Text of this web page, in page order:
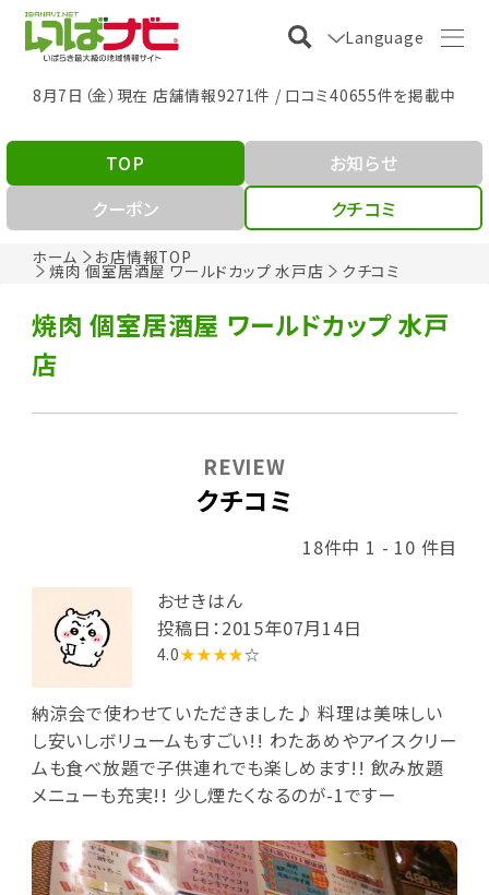
Language
8月7日（金）現在 店舗情報9271件 / 口コミ40655件を掲載中
ホーム お店情報TOP
焼肉 個室居酒屋 ワールドカップ 水戸店 クチコミ
TOP
お知らせ
クーポン
クチコミ
焼肉 個室居酒屋 ワールドカップ 水戸
店
クチコミ
REVIEW
18件中 1 - 10 件目
おせきはん
投稿日：2015年07月14日
4.0★★★★☆
納涼会で使わせていただきました♪ 料理は美味しい
し安いしボリュームもすごい!! わたあめやアイスクリー
ムも食べ放題で子供連れでも楽しめます!! 飲み放題
メニューも充実!! 少し煙たくなるのが-1ですー